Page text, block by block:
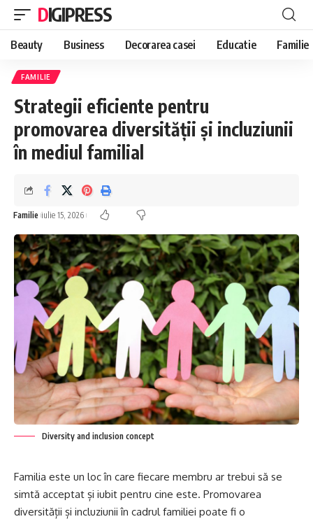
DIGIPRESS
Beauty Business Decorarea casei Educatie Familie
FAMILIE
Strategii eficiente pentru
promovarea diversității și incluziunii
în mediul familial
Familie iulie 15, 2026
Diversity and inclusion concept
Familia este un loc în care fiecare membru ar trebui să se
simtă acceptat și iubit pentru cine este. Promovarea
diversității și incluziunii în cadrul familiei poate fi o